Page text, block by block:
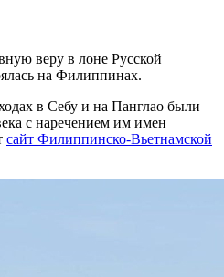
веру в лоне Русской
на Филиппинах.
в Себу и на Панглао были
с наречением им имен
сайт Филиппинско-Вьетнамской